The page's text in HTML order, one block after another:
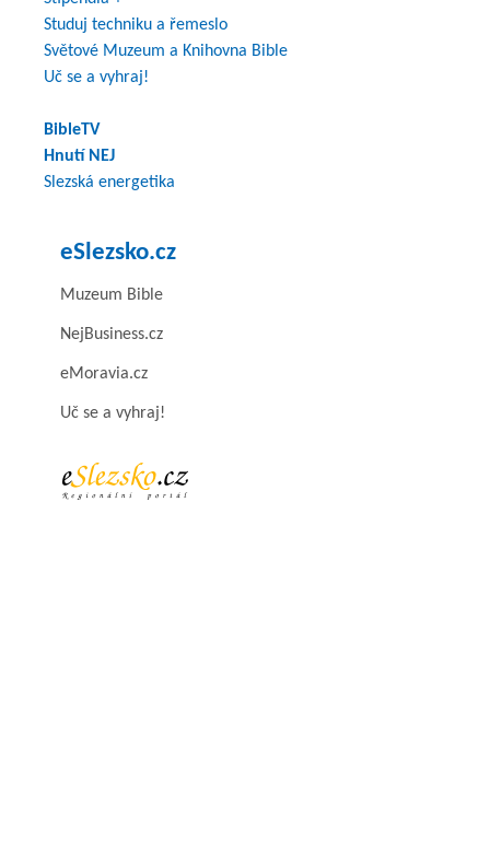
Studuj techniku a řemeslo
Světové Muzeum a Knihovna Bible
Uč se a vyhraj!
BibleTV
Hnutí NEJ
Slezská energetika
eSlezsko.cz
Muzeum Bible
NejBusiness.cz
eMoravia.cz
Uč se a vyhraj!